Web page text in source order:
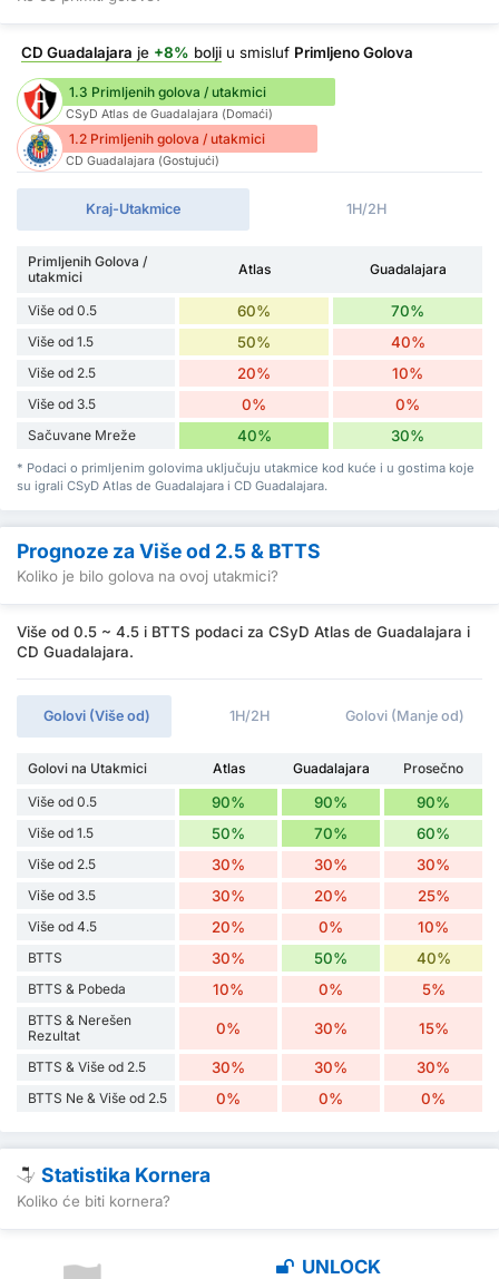
CD Guadalajara je +8% bolji u smisluf Primljeno Golova
1.3 Primljenih golova / utakmici
CSyD Atlas de Guadalajara (Domaći)
1.2 Primljenih golova / utakmici
CD Guadalajara (Gostujući)
Kraj-Utakmice 1H/2H
Primljenih Golova /
utakmici
Atlas Guadalajara
Više od 0.5 60% 70%
Više od 1.5 50% 40%
Više od 2.5 20% 10%
Više od 3.5 0% 0%
Sačuvane Mreže 40% 30%
* Podaci o primljenim golovima uključuju utakmice kod kuće i u gostima koje
su igrali CSyD Atlas de Guadalajara i CD Guadalajara.
Prognoze za Više od 2.5 & BTTS
Koliko je bilo golova na ovoj utakmici?
Više od 0.5 ~ 4.5 i BTTS podaci za CSyD Atlas de Guadalajara i
CD Guadalajara.
Golovi (Više od) 1H/2H Golovi (Manje od)
Golovi na Utakmici Atlas Guadalajara
Prosečno
Više od 0.5
90% 90% 90%
Više od 1.5 50% 70% 60%
Više od 2.5 30% 30% 30%
Više od 3.5 30% 20% 25%
Više od 4.5 20% 0% 10%
BTTS 30% 50% 40%
BTTS & Pobeda 10% 0% 5%
BTTS & Nerešen
Rezultat
0% 30% 15%
BTTS & Više od 2.5 30% 30% 30%
BTTS Ne & Više od 2.5 0% 0% 0%
Statistika Kornera
Koliko će biti kornera?
UNLOCK